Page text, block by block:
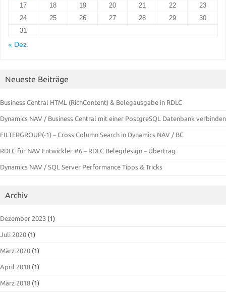
17
18 19 20 21 22
23
24
25 26 27 28 29
30
31
« Dez.
Neueste Beiträge
Business Central HTML (RichContent) & Belegausgabe in RDLC
Dynamics NAV / Business Central mit einer PostgreSQL Datenbank verbinden
FILTERGROUP(-1) – Cross Column Search in Dynamics NAV / BC
RDLC für NAV Entwickler #6 – RDLC Belegdesign – Übertrag
Dynamics NAV / SQL Server Performance Tipps & Tricks
Archiv
Dezember 2023 (1)
Juli 2020 (1)
März 2020 (1)
April 2018 (1)
März 2018 (1)